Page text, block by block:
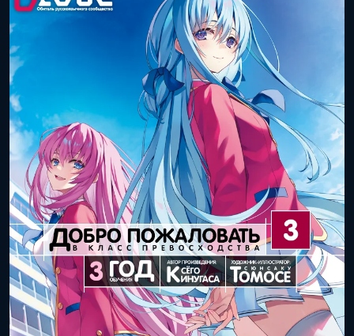
30 мая 2026 года
Объём тома:
ISBN книги: 978-4-04-660156-8